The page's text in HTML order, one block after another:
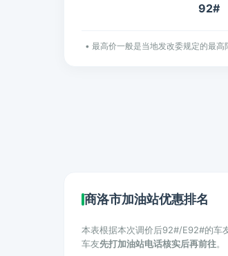
92#
• 最高价一般是当地发改委规定的最
商洛市加油站优惠排名
本表根据本次调价后92#/E92#的车
车友先打加油站电话核实后再前往。